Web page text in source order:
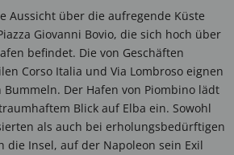
Aussicht über die aufregende Küste
Giovanni Bovio, die sich hoch über
befindet. Die von Geschäften
Corso Italia und Via Lombroso eignen
Der Hafen von Piombino lädt
Blick auf Elba ein. Sowohl
als auch bei erholungsbedürftigen
die Insel, auf der Napoleon sein Exil